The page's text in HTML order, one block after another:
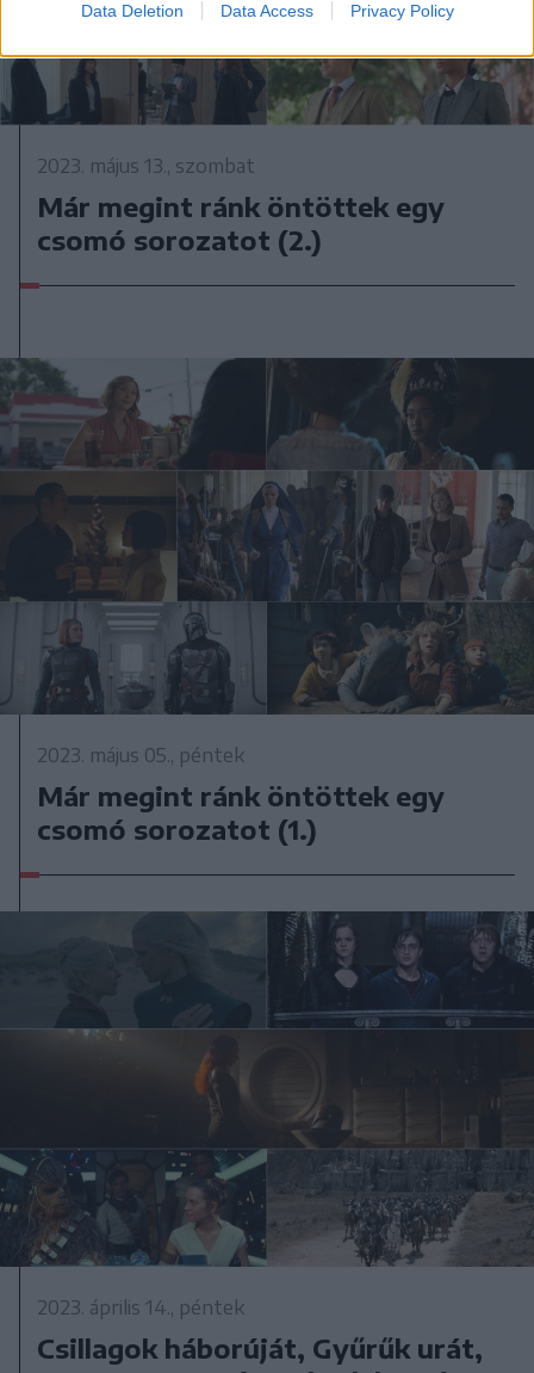
Data Deletion Data Access Privacy Policy
2023. május 13., szombat
Már megint ránk öntöttek egy
csomó sorozatot (2.)
2023. május 05., péntek
Már megint ránk öntöttek egy
csomó sorozatot (1.)
2023. április 14., péntek
Csillagok háborúját, Gyűrűk urát,